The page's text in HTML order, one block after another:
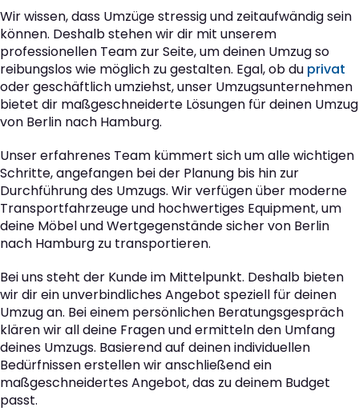
Wir wissen, dass Umzüge stressig und zeitaufwändig sein
können. Deshalb stehen wir dir mit unserem
professionellen Team zur Seite, um deinen Umzug so
reibungslos wie möglich zu gestalten. Egal, ob du privat
oder geschäftlich umziehst, unser Umzugsunternehmen
bietet dir maßgeschneiderte Lösungen für deinen Umzug
von Berlin nach Hamburg.
Unser erfahrenes Team kümmert sich um alle wichtigen
Schritte, angefangen bei der Planung bis hin zur
Durchführung des Umzugs. Wir verfügen über moderne
Transportfahrzeuge und hochwertiges Equipment, um
deine Möbel und Wertgegenstände sicher von Berlin
nach Hamburg zu transportieren.
Bei uns steht der Kunde im Mittelpunkt. Deshalb bieten
wir dir ein unverbindliches Angebot speziell für deinen
Umzug an. Bei einem persönlichen Beratungsgespräch
klären wir all deine Fragen und ermitteln den Umfang
deines Umzugs. Basierend auf deinen individuellen
Bedürfnissen erstellen wir anschließend ein
maßgeschneidertes Angebot, das zu deinem Budget
passt.